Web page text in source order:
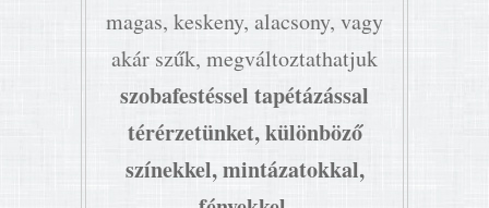
magas, keskeny, alacsony, vagy
akár szűk, megváltoztathatjuk
szobafestéssel tapétázással
térérzetünket, különböző
színekkel, mintázatokkal,